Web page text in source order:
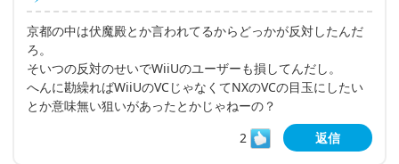
京都の中は伏魔殿とか言われてるからどっかが反対したんだ
ろ。
そいつの反対のせいでWiiUのユーザーも損してんだし。
へんに勘繰ればWiiUのVCじゃなくてNXのVCの目玉にしたい
とか意味無い狙いがあったとかじゃねーの？
2
返信